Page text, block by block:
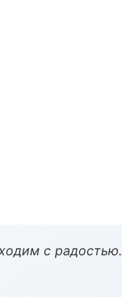
с радостью.